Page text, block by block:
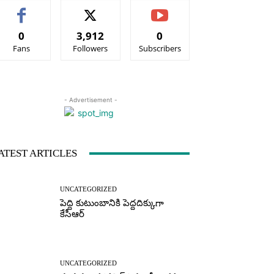
0
Fans
3,912
Followers
0
Subscribers
- Advertisement -
ARTICLES
UNCATEGORIZED
పెద్ది కుటుంబానికి పెద్దదిక్కుగా
కేసీఆర్
UNCATEGORIZED